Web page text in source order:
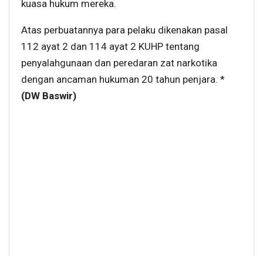
kuasa hukum mereka.
Atas perbuatannya para pelaku dikenakan pasal
112 ayat 2 dan 114 ayat 2 KUHP tentang
penyalahgunaan dan peredaran zat narkotika
dengan ancaman hukuman 20 tahun penjara. *
(DW Baswir)